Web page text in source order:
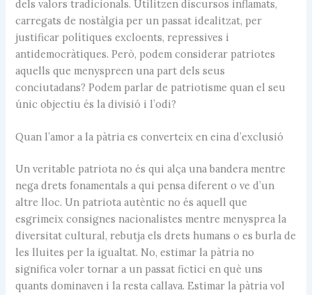
dels valors tradicionals. Utilitzen discursos inflamats,
carregats de nostàlgia per un passat idealitzat, per
justificar polítiques excloents, repressives i
antidemocràtiques. Però, podem considerar patriotes
aquells que menyspreen una part dels seus
conciutadans? Podem parlar de patriotisme quan el seu
únic objectiu és la divisió i l’odi?
Quan l’amor a la pàtria es converteix en eina d’exclusió
Un veritable patriota no és qui alça una bandera mentre
nega drets fonamentals a qui pensa diferent o ve d’un
altre lloc. Un patriota autèntic no és aquell que
esgrimeix consignes nacionalistes mentre menysprea la
diversitat cultural, rebutja els drets humans o es burla de
les lluites per la igualtat. No, estimar la pàtria no
significa voler tornar a un passat fictici en què uns
quants dominaven i la resta callava. Estimar la pàtria vol